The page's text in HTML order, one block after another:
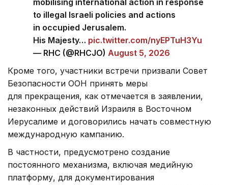
to illegal Israeli policies and actions
in occupied Jerusalem.
His Majesty… pic.twitter.com/nyEPTuH3Yu
— RHC (@RHCJO) August 5, 2026
Кроме того, участники встречи призвали Совет
Безопасности ООН принять меры
для прекращения, как отмечается в заявлении,
незаконных действий Израиля в Восточном
Иерусалиме и договорились начать совместную
международную кампанию.
В частности, предусмотрено создание
постоянного механизма, включая медийную
платформу, для документирования